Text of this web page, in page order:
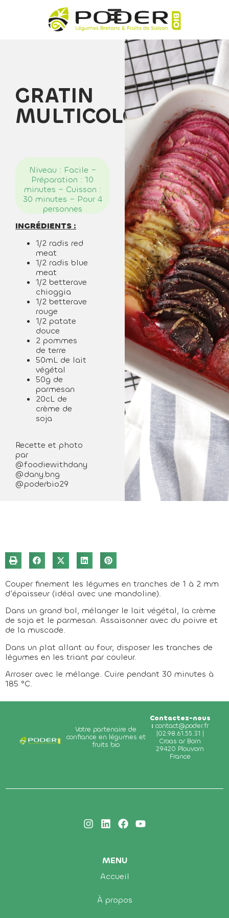
GRATIN
MULTICOLORE
Niveau : Facile –
Préparation : 10
minutes – Cuisson :
30 minutes – Pour 4
personnes
INGRÉDIENTS :
1/2 radis red
meat
1/2 radis blue
meat
1/2 betterave
chioggia
1/2 betterave
rouge
1/2 patate
douce
2 pommes
de terre
50mL de lait
végétal
50g de
parmesan
20cL de
crème de
soja
Recette et photo
par
@foodiewithdany
@dany.bng
@poderbio29
Couper finement les légumes en tranches de 1 à 2 mm
d’épaisseur (idéal avec une mandoline).
Dans un grand bol, mélanger le lait végétal, la crème
de soja et le parmesan. Assaisonner avec du poivre et
de la muscade.
Dans un plat allant au four, disposer les tranches de
légumes en les triant par couleur.
Arroser avec le mélange. Cuire pendant 30 minutes à
185 °C.
Votre partenaire de
confiance en légumes et
fruits bio
Contactez-nous
: contact@poder.fr
|02.98.61.55.31 |
Croas ar Born
29420 Plouvorn
France
MENU
Accueil
À propos